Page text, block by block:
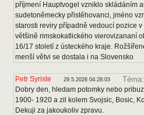
příjmení Hauptvogel vzniklo skládáním
sudetoněmecky přistěhovanci, jméno
starosti reviry případně vedoucí pozice
většině rimskokatlického vierovizananí
16/17 století z ústeckého kraje.
menší větvi se dostala i na Slovensko
Petr Syriste 29.5.2026 04:28:03
Dobry den, hledam potomky nebo
1900- 1920 a zil kolem Svojsic, Bosic,
Dekuji za jakoukoliv zpravu.